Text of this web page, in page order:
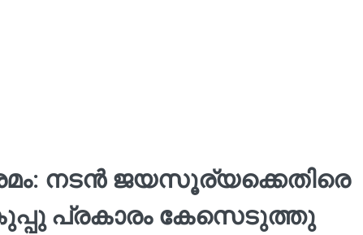
നടൻ ജയസൂര്യക്കെതിരെ
പ്രകാരം കേസെടുത്തു